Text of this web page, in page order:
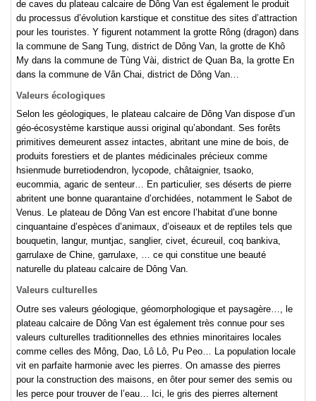
de caves du plateau calcaire de Dông Van est également le produit
du processus d’évolution karstique et constitue des sites d’attraction
pour les touristes. Y figurent notamment la grotte Rông (dragon) dans
la commune de Sang Tung, district de Dông Van, la grotte de Khô
My dans la commune de Tùng Vài, district de Quan Ba, la grotte En
dans la commune de Vân Chai, district de Dông Van…
Valeurs écologiques
Selon les géologiques, le plateau calcaire de Dông Van dispose d’un
géo-écosystème karstique aussi original qu’abondant. Ses forêts
primitives demeurent assez intactes, abritant une mine de bois, de
produits forestiers et de plantes médicinales précieux comme
hsienmude burretiodendron, lycopode, châtaignier, tsaoko,
eucommia, agaric de senteur… En particulier, ses déserts de pierre
abritent une bonne quarantaine d’orchidées, notamment le Sabot de
Venus. Le plateau de Dông Van est encore l’habitat d’une bonne
cinquantaine d’espèces d’animaux, d’oiseaux et de reptiles tels que
bouquetin, langur, muntjac, sanglier, civet, écureuil, coq bankiva,
garrulaxe de Chine, garrulaxe, … ce qui constitue une beauté
naturelle du plateau calcaire de Dông Van.
Valeurs culturelles
Outre ses valeurs géologique, géomorphologique et paysagère…, le
plateau calcaire de Dông Van est également très connue pour ses
valeurs culturelles traditionnelles des ethnies minoritaires locales
comme celles des Mông, Dao, Lô Lô, Pu Peo… La population locale
vit en parfaite harmonie avec les pierres. On amasse des pierres
pour la construction des maisons, en ôter pour semer des semis ou
les perce pour trouver de l’eau… Ici, le gris des pierres alternent